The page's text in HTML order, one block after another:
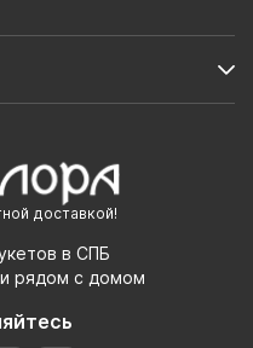
доставкой!
в СПБ
рядом с домом